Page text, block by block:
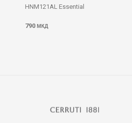
HNM121AL Essential
790 МКД